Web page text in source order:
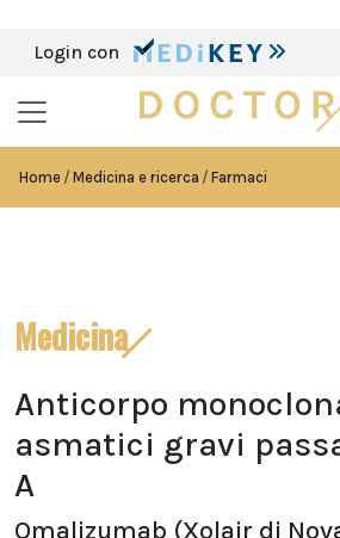
Login con
Home Medicina e ricerca Farmaci
Medicina
Anticorpo
asmatici gravi
A
Omalizumab (Xolair di